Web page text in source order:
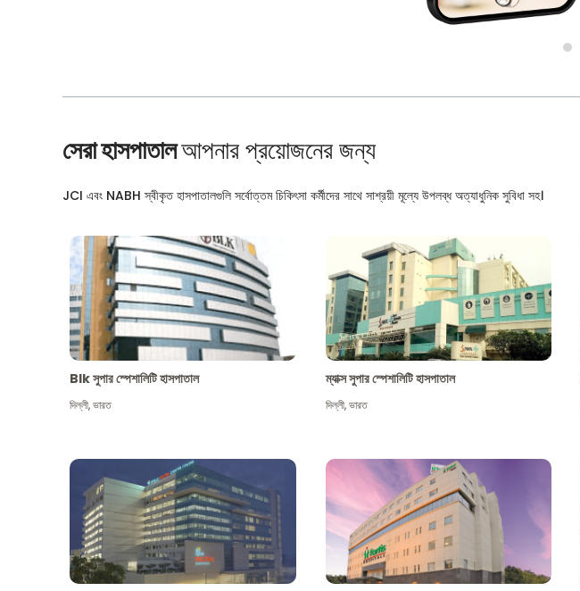
সেরা হাসপাতালআপনার প্রয়োজনের জন্য
JCI এবং NABH স্বীকৃত হাসপাতালগুলি সর্বোত্তম চিকিৎসা কর্মীদের সাথে সাশ্রয়ী মূল্যে উপলব্ধ অত্যাধুনিক সুবিধা সহ।
Blk সুপার স্পেশালিটি হাসপাতাল
দিল্লী,ভারত
ম্যাক্স সুপার স্পেশালিটি হাসপাতাল
দিল্লী,ভারত